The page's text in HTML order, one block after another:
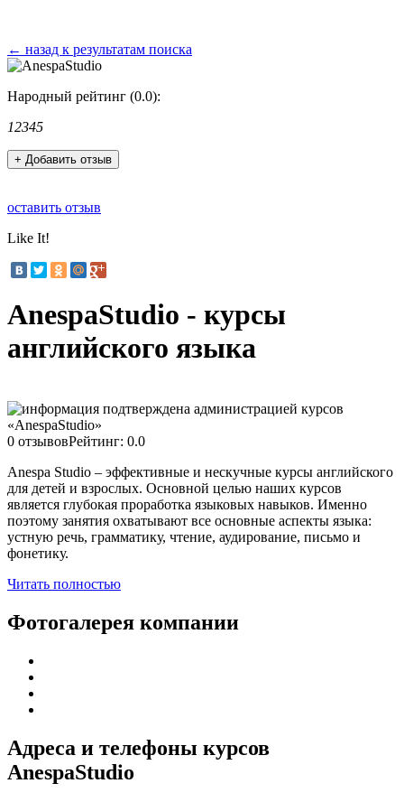
← назад к результатам поиска
Народный рейтинг (0.0):
12345
+ Добавить отзыв
оставить отзыв
Like It!
AnespaStudio - курсы
английского языка
0 отзывовРейтинг: 0.0
Anespa Studio – эффективные и нескучные курсы английского
для детей и взрослых. Основной целью наших курсов
является глубокая проработка языковых навыков. Именно
поэтому занятия охватывают все основные аспекты языка:
устную речь, грамматику, чтение, аудирование, письмо и
фонетику.
Читать полностью
Фотогалерея компании
Адреса и телефоны курсов
AnespaStudio